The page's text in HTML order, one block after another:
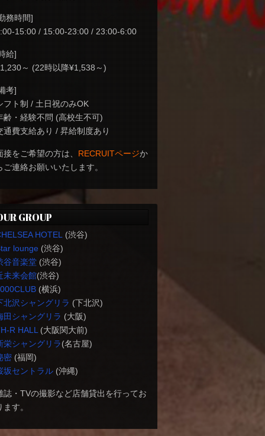
務時間]
15:00 / 15:00-23:00 / 23:00-6:00
給]
～ (22時以降¥1,538～)
考]
フト制 / 土日祝のみOK
齢・経験不問 (高校生不可)
通費支給あり / 昇給制度あり
接をご希望の方は、 RECRUITページか
ご連絡お願いいたします。
GROUP
HOTEL
(渋谷)
lounge(渋谷)
谷音楽堂(渋谷)
未来会館(渋谷)
(横浜)
北沢シャングリラ (下北沢)
田シャングリラ (大阪)
R HALL (大阪関大前)
栄シャングリラ(名古屋)
密(福岡)
坂セントラル(沖縄)
誌・TVの撮影など店舗貸出を行ってお
ます。